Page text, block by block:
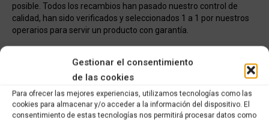
Gestionar el consentimiento
de las cookies
Para ofrecer las mejores experiencias, utilizamos tecnologías como las
cookies para almacenar y/o acceder a la información del dispositivo. El
consentimiento de estas tecnologías nos permitirá procesar datos como
posible. Todos los recambios han pasado nuestro control de
calidad, han sido verificados y seleccionados 1 a 1 por nuestros
operarios para servir un producto con garantía.
COMPRAR
Categorías: Recambios ocasión Suzuki,SUZUKI GLADIUS 650cc
(2011)